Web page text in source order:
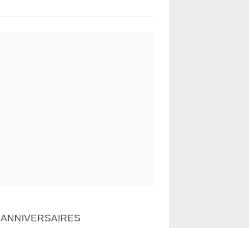
ANNIVERSAIRES